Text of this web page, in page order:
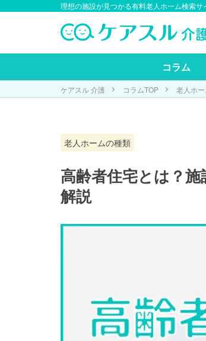
理想の施設が見つかる有料老人ホーム検索サ
コラム
ケアスル 介護 コラムTOP 老人ホ
老人ホームの種類
高齢者住宅とは？
解説